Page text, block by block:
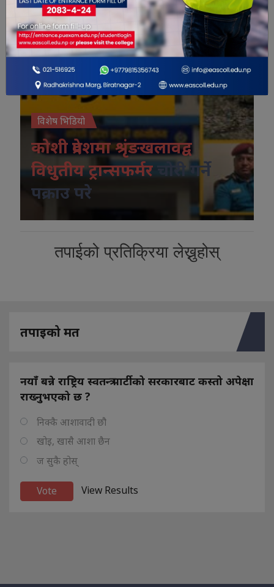
विशेष भिडियो
कोशी प्रदेशमा श्रृंङखलावद्व
विधुतीय ट्रान्सफर्मर
चोरी गर्ने
पक्राउ परे
तपाईको प्रतिक्रिया लेख्नुहोस्
तपाइको मत
नयाँ बन्ने राष्ट्रिय स्वतन्त्र पार्टीको सरकारबाट कस्तो अपेक्षा
राख्नुभएको छ ?
निक्कै आशावादी छौ
खोइ, खासै आशा छैन
ज सुकै होस्
View Results